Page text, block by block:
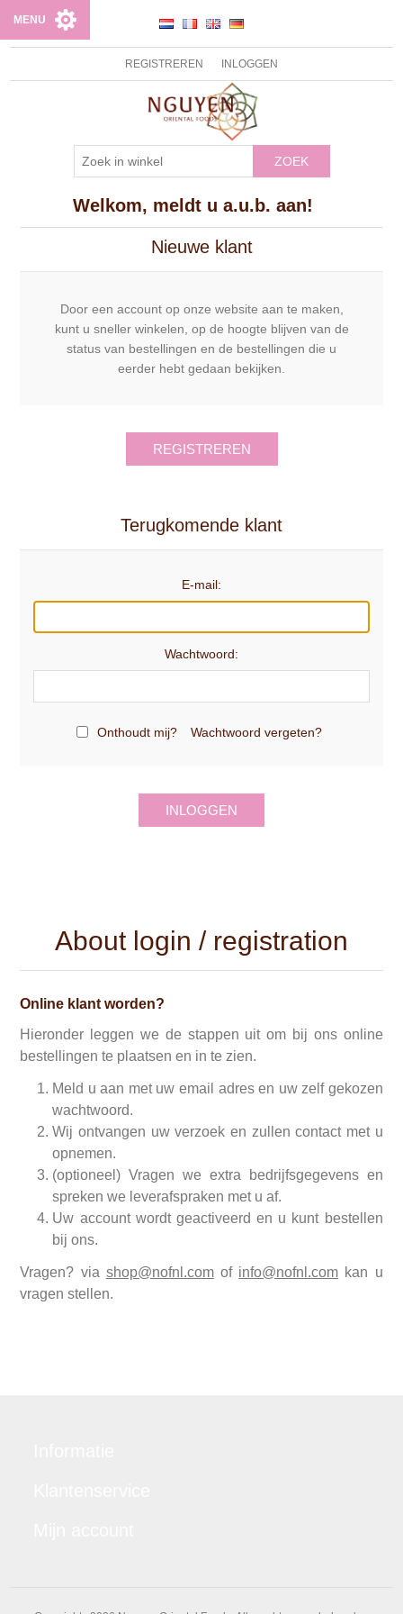
REGISTREREN INLOGGEN
ZOEK
MENU
Welkom, meldt u a.u.b. aan!
Nieuwe klant
Door een account op onze website aan te maken,
kunt u sneller winkelen, op de hoogte blijven van de
status van bestellingen en de bestellingen die u
eerder hebt gedaan bekijken.
REGISTREREN
Terugkomende klant
E-mail:
Wachtwoord:
Onthoudt mij? Wachtwoord vergeten?
INLOGGEN
About login / registration
Online klant worden?
Hieronder leggen we de stappen uit om bij ons online
bestellingen te plaatsen en in te zien.
Meld u aan met uw email adres en uw zelf gekozen
wachtwoord.
Wij ontvangen uw verzoek en zullen contact met u
opnemen.
(optioneel) Vragen we extra bedrijfsgegevens en
spreken we leverafspraken met u af.
Uw account wordt geactiveerd en u kunt bestellen
bij ons.
Vragen? via shop@nofnl.comof info@nofnl.com kan u
vragen stellen.